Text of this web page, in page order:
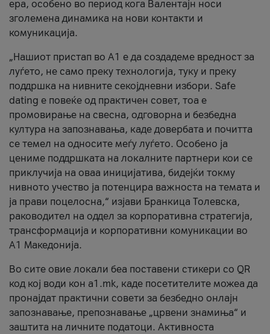
ера, особено во период кога Валентајн носи
зголемена динамика на нови контакти и
комуникација.
„Нашиот пристап во А1 е да создадеме вредност за
луѓето, не само преку технологија, туку и преку
поддршка на нивните секојдневни избори. Safe
dating е повеќе од практичен совет, тоа е
промовирање на свесна, одговорна и безбедна
култура на запознавања, каде довербата и почитта
се темел на односите меѓу луѓето. Особено ја
цениме поддршката на локалните партнери кои се
приклучија на оваа иницијатива, бидејќи токму
нивното учество ја потенцира важноста на темата и
ја прави поцелосна,“ изјави Бранкица Толевска,
раководител на оддел за корпоративна стратегија,
трансформација и корпоративни комуникации во
А1 Македонија.
Во сите овие локали беа поставени стикери со QR
код кој води кон a1.mk, каде посетителите можеа да
пронајдат практични совети за безбедно онлајн
запознавање, препознавање „црвени знамиња“ и
заштита на личните податоци. Активноста